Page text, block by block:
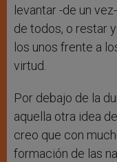
levantar -de un
de todos, o restar
los unos frente a
virtud.
Por debajo de la
aquella otra idea
creo que con
formación de las